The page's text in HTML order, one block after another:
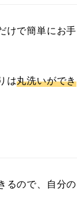
けで簡単にお手
は丸洗いができ
るので、自分の